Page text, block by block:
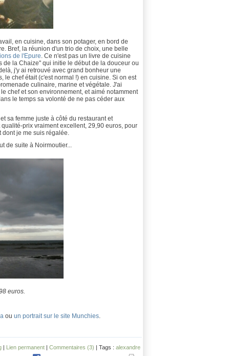
en cuisine, dans son potager, en bord de
Bref, la réunion d'un trio de choix, une belle
de l'Epure. Ce n'est pas un livre de cuisine
de la Chaize" qui initie le début de la douceur ou
j'y ai retrouvé avec grand bonheur une
le chef était (c'est normal !) en cuisine. Si on est
culinaire, marine et végétale. J'ai
chef et son environnement, et aimé notamment
le temps sa volonté de ne pas céder aux
sa femme juste à côté du restaurant et
prix vraiment excellent, 29,90 euros, pour
dont je me suis régalée.
de suite à Noirmoutier...
euros.
ou un portrait sur le site Munchies.
Lien permanent Commentaires (3) | Tags : alexandre